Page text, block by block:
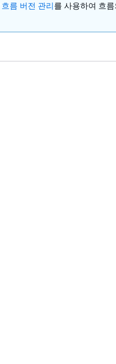
흐름 버전 관리를 사용하여 흐